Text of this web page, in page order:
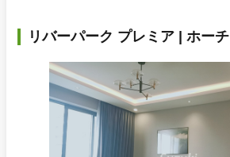
リバーパーク プレミア | ホー